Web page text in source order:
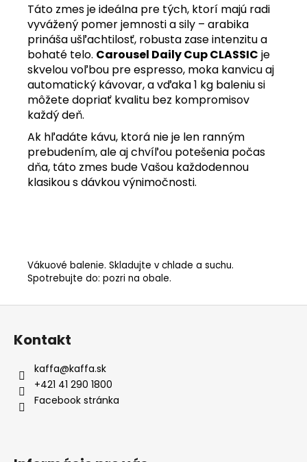
Táto zmes je ideálna pre tých, ktorí majú radi
vyvážený pomer jemnosti a sily – arabika
prináša ušľachtilosť, robusta zase intenzitu a
bohaté telo. Carousel Daily Cup CLASSIC je
skvelou voľbou pre espresso, moka kanvicu aj
automatický kávovar, a vďaka 1 kg baleniu si
môžete dopriať kvalitu bez kompromisov
každý deň.
Ak hľadáte kávu, ktorá nie je len ranným
prebudením, ale aj chvíľou potešenia počas
dňa, táto zmes bude Vašou každodennou
klasikou s dávkou výnimočnosti.
Vákuové balenie. Skladujte v chlade a suchu.
Spotrebujte do: pozri na obale.
Z
Kontakt
kaffa@kaffa.sk
+421 41 290 1800
Facebook stránka